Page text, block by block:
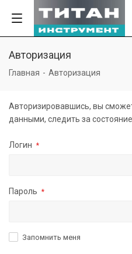
Авторизация
Главная - Авторизация
Авторизировавшись, вы
данными, следить за
Логин *
Пароль *
Запомнить меня